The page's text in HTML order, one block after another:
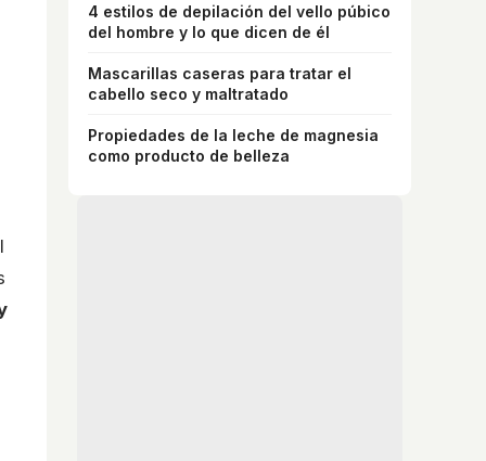
4 estilos de depilación del vello púbico
del hombre y lo que dicen de él
Mascarillas caseras para tratar el
cabello seco y maltratado
Propiedades de la leche de magnesia
como producto de belleza